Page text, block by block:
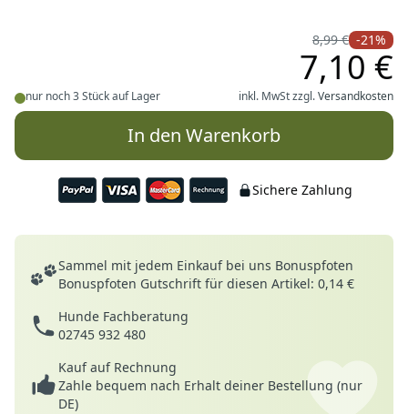
nur noch 3 Stück auf Lager
8,99 € -21%
7,10 €
inkl. MwSt zzgl.Versandkosten
In den Warenkorb
Sichere Zahlung
Deine Vorteile
Sammel mit jedem Einkauf bei uns Bonuspfoten
Bonuspfoten Gutschrift für diesen Artikel: 0,14 €
Hunde Fachberatung
02745 932 480
Kauf auf Rechnung
Zahle bequem nach Erhalt deiner Bestellung (nur
DE)